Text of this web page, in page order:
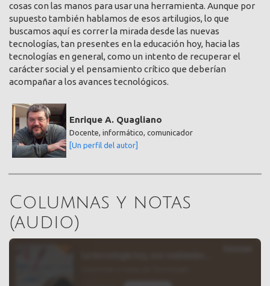
cosas con las manos para usar una herramienta. Aunque por
supuesto también hablamos de esos artilugios, lo que
buscamos aquí es correr la mirada desde las nuevas
tecnologías, tan presentes en la educación hoy, hacia las
tecnologías en general, como un intento de recuperar el
carácter social y el pensamiento crítico que deberían
acompañar a los avances tecnológicos.
Enrique A. Quagliano
Docente, informático, comunicador
[Un perfil del autor]
Columnas y notas
(audio)